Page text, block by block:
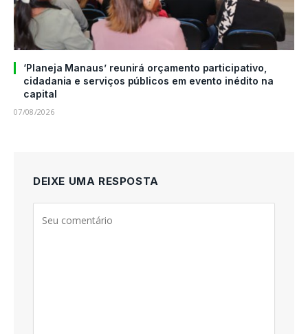
‘Planeja Manaus’ reunirá orçamento participativo,
cidadania e serviços públicos em evento inédito na
capital
07/08/2026
DEIXE UMA RESPOSTA